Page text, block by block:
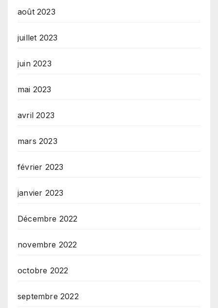
août 2023
juillet 2023
juin 2023
mai 2023
avril 2023
mars 2023
février 2023
janvier 2023
Décembre 2022
novembre 2022
octobre 2022
septembre 2022